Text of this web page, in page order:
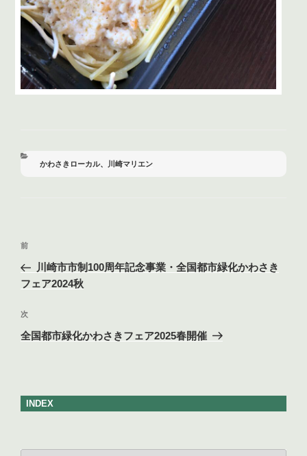
カ
かわさきローカル、 川崎マリエン
投
ナ
ゲ
ー
前
の
投
前
川崎市市制100周年記念事業・全国都市緑化かわさき
フェア2024秋
次
の
次
全国都市緑化かわさきフェア2025春開催
INDEX